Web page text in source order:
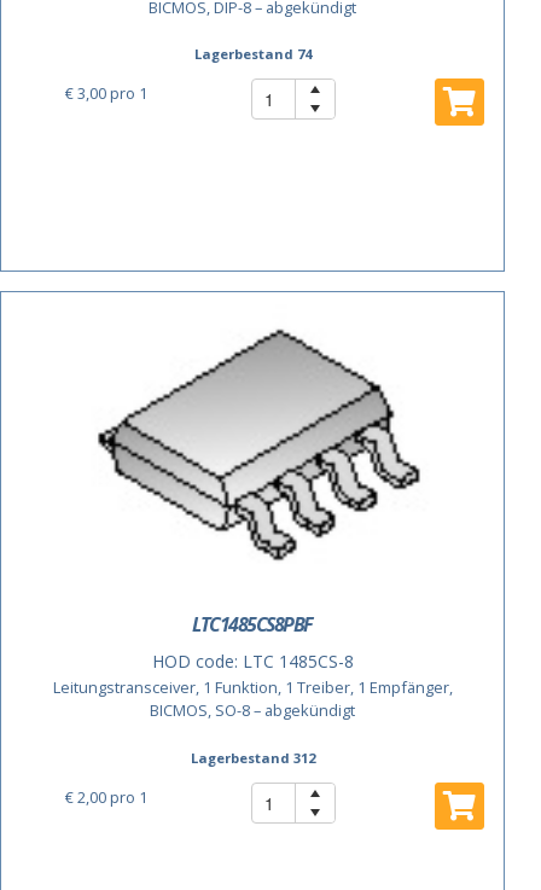
BICMOS, DIP-8 – abgekündigt
Lagerbestand 74
€ 3,00pro 1
LTC1485CS8PBF
HOD code: LTC 1485CS-8
Leitungstransceiver, 1 Funktion, 1 Treiber, 1 Empfänger,
BICMOS, SO-8 – abgekündigt
Lagerbestand 312
€ 2,00pro 1